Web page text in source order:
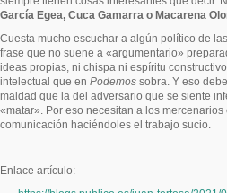
García Egea, Cuca Gamarra o Macarena
Cuesta mucho escuchar a algún político de
frase que no suene a «argumentario»
ideas propias, ni chispa ni espíritu
intelectual que en Podemos sobra. Y eso
maldad que la del adversario que se siente
«matar». Por eso necesitan a los mercenarios
comunicación haciéndoles el trabajo sucio.
Enlace artículo: